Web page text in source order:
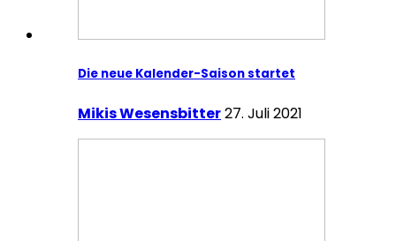
Die neue Kalender-Saison startet
Mikis Wesensbitter27. Juli 2021